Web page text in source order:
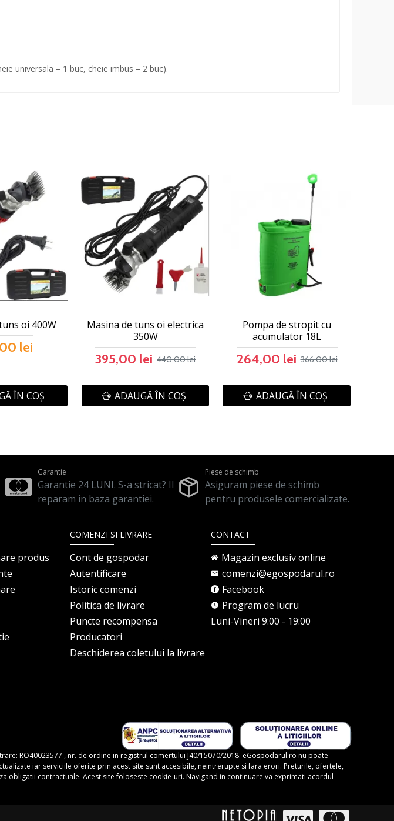
universala – 1 buc, cheie imbus – 2 buc).
oi 400W
lei
ÎN COŞ
Masina de tuns oi electrica
350W
395,00 lei 440,00 lei
ADAUGĂ ÎN COŞ
Pompa de stropit cu
acumulator 18L
264,00 lei 366,00 lei
ADAUGĂ ÎN COŞ
Garantie
Garantie 24 LUNI. S-a stricat? Il
reparam in baza garantiei.
Piese de schimb
Asiguram piese de schimb
pentru produsele comercializate.
produs
COMENZI SI LIVRARE
Cont de gospodar
Autentificare
Istoric comenzi
Politica de livrare
Puncte recompensa
Producatori
Deschiderea coletului la livrare
CONTACT
Magazin exclusiv online
comenzi@egospodarul.ro
Facebook
Program de lucru
Luni-Vineri 9:00 - 19:00
RO40023577 , nr. de ordine in registrul comertului J40/15070/2018. eGospodarul.ro nu poate
iar serviciile oferite prin acest site sunt accesibile, neintrerupte si fara erori. Preturile, ofertele,
contractuale. Acest site foloseste cookie-uri. Navigand in continuare va exprimati acordul